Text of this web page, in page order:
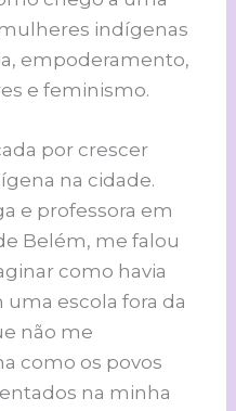
indígenas
empoderamento,
e feminismo.
por crescer
na cidade.
e professora em
Belém, me falou
como havia
escola fora da
não me
como os povos
na minha